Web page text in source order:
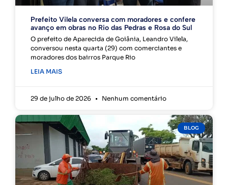
Prefeito Vilela conversa com moradores e confere
avanço em obras no Rio das Pedras e Rosa do Sul
O prefeito de Aparecida de Goiânia, Leandro Vilela,
conversou nesta quarta (29) com comerciantes e
moradores dos bairros Parque Rio
LEIA MAIS
29 de julho de 2026 Nenhum comentário
BLOG